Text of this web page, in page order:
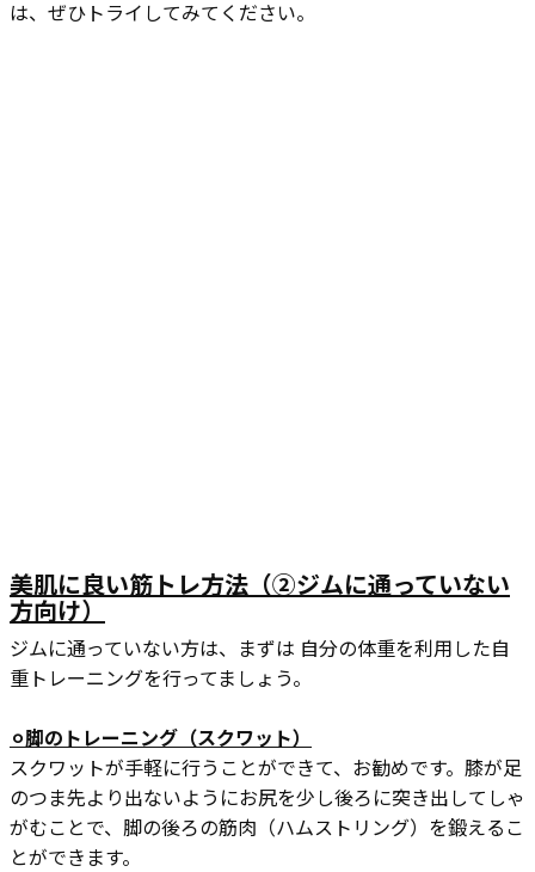
は、ぜひトライしてみてください。
美肌に良い筋トレ方法（②ジムに通っていない
方向け）
ジムに通っていない方は、まずは 自分の体重を利用した自
重トレーニングを行ってましょう。
⚪︎脚のトレーニング（スクワット）
スクワットが手軽に行うことができて、お勧めです。膝が足
のつま先より出ないようにお尻を少し後ろに突き出してしゃ
がむことで、脚の後ろの筋肉（ハムストリング）を鍛えるこ
とができます。